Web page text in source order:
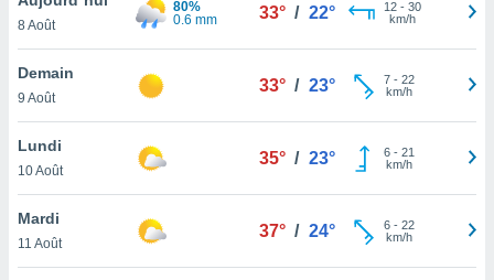
et
»,
au
vous
qu'ils
ou
8 Août
80%
0.6 mm
33° / 22° 12- 30
km/h
Demain
9 Août
33° / 23° 7- 22
km/h
Lundi
10 Août
35° / 23° 6- 21
km/h
Mardi
11 Août
37° / 24° 6- 22
km/h